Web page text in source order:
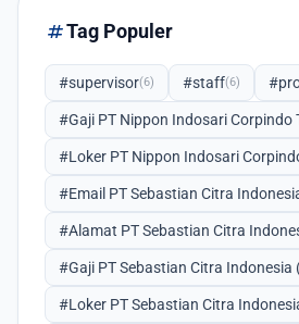
tagTag Populer
#supervisor(6) #staff(6)
#Gaji PT Nippon Indosari Corpindo
#Loker PT Nippon Indosari
#Email PT Sebastian Citra
#Alamat PT Sebastian Citra
#Gaji PT Sebastian Citra Indonesia
#Loker PT Sebastian Citra